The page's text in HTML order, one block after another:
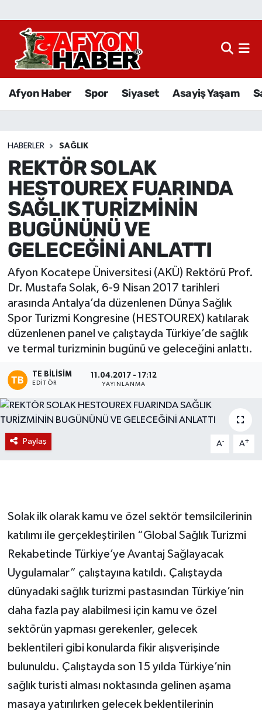
Afyon Haber Spor Siyaset Asayiş Yaşam
HABERLER SAĞLIK
REKTÖR SOLAK
HESTOUREX FUARINDA
SAĞLIK TURİZMİNİN
BUGÜNÜNÜ VE
GELECEĞİNİ ANLATTI
Afyon Kocatepe Üniversitesi (AKÜ) Rektörü Prof.
Dr. Mustafa Solak, 6-9 Nisan 2017 tarihleri
arasında Antalya’da düzenlenen Dünya Sağlık
Spor Turizmi Kongresine (HESTOUREX) katılarak
düzenlenen panel ve çalıştayda Türkiye’de sağlık
ve termal turizminin bugünü ve geleceğini anlattı.
TE BILISIM
EDITÖR
11.04.2017 - 17:12
YAYINLANMA
Paylaş A- A+
Solak ilk olarak kamu ve özel sektör temsilcilerinin
katılımı ile gerçekleştirilen “Global Sağlık Turizmi
Rekabetinde Türkiye’ye Avantaj Sağlayacak
Uygulamalar” çalıştayına katıldı. Çalıştayda
dünyadaki sağlık turizmi pastasından Türkiye’nin
daha fazla pay alabilmesi için kamu ve özel
sektörün yapması gerekenler, gelecek
beklentileri gibi konularda fikir alışverişinde
bulunuldu. Çalıştayda son 15 yılda Türkiye’nin
sağlık turisti alması noktasında gelinen aşama
masaya yatırılırken gelecek beklentilerinin
Afyon Haber
Sağlık
Eğitim
Sivil Toplum
Ekonomi
Magazin
Etkinlikler